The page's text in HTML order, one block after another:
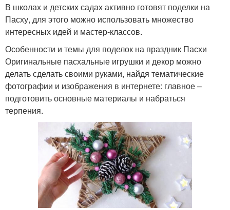
В школах и детских садах активно готовят поделки на
Пасху, для этого можно использовать множество
интересных идей и мастер-классов.
Особенности и темы для поделок на праздник Пасхи
Оригинальные пасхальные игрушки и декор можно
делать сделать своими руками, найдя тематические
фотографии и изображения в интернете: главное –
подготовить основные материалы и набраться
терпения.